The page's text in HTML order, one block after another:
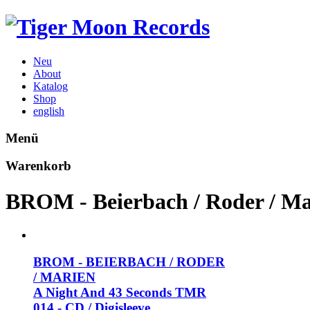
Neu
About
Katalog
Shop
english
Menü
Warenkorb
BROM - Beierbach / Roder /
BROM - BEIERBACH / RODER
/ MARIEN
A Night And 43 Seconds TMR